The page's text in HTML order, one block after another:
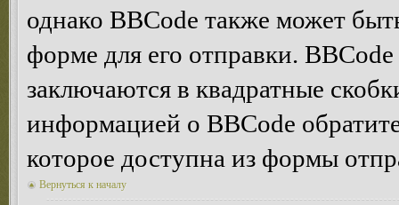
однако BBCode также может
форме для его отправки.
заключаются в квадратные
информацией о BBCode
которое доступна из формы
Вернуться к началу